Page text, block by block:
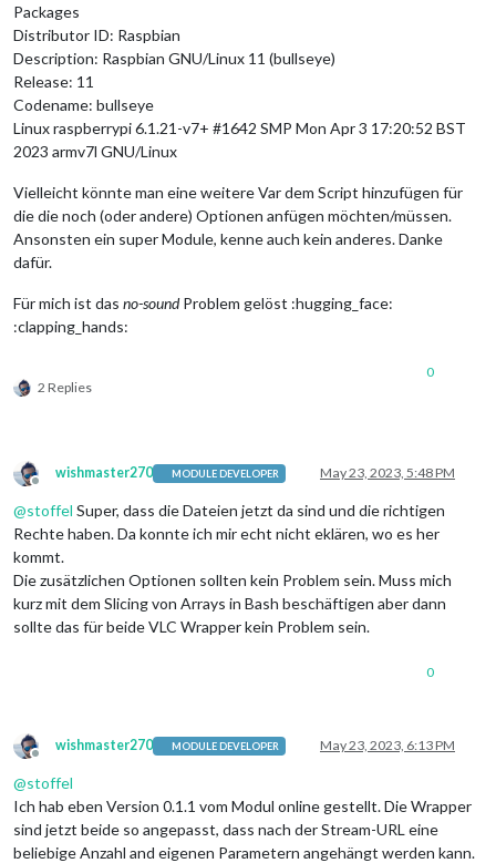
Packages
Distributor ID: Raspbian
Description: Raspbian GNU/Linux 11 (bullseye)
Release: 11
Codename: bullseye
Linux raspberrypi 6.1.21-v7+ #1642 SMP Mon Apr 3 17:20:52 BST
2023 armv7l GNU/Linux
Vielleicht könnte man eine weitere Var dem Script hinzufügen für
die die noch (oder andere) Optionen anfügen möchten/müssen.
Ansonsten ein super Module, kenne auch kein anderes. Danke
dafür.
Für mich ist das no-soundProblem gelöst :hugging_face:
:clapping_hands:
2 Replies
0
Offline
wishmaster270 MODULE DEVELOPER May 23, 2023, 5:48 PM
@stoffel Super, dass die Dateien jetzt da sind und die richtigen
Rechte haben. Da konnte ich mir echt nicht eklären, wo es her
kommt.
Die zusätzlichen Optionen sollten kein Problem sein. Muss mich
kurz mit dem Slicing von Arrays in Bash beschäftigen aber dann
sollte das für beide VLC Wrapper kein Problem sein.
0
Offline
wishmaster270 MODULE DEVELOPER May 23, 2023, 6:13 PM
@stoffel
Ich hab eben Version 0.1.1 vom Modul online gestellt. Die Wrapper
sind jetzt beide so angepasst, dass nach der Stream-URL eine
beliebige Anzahl and eigenen Parametern angehängt werden kann.